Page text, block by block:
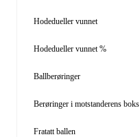
Hodedueller vunnet
Hodedueller vunnet %
Ballberøringer
Berøringer i motstanderens boks
Fratatt ballen